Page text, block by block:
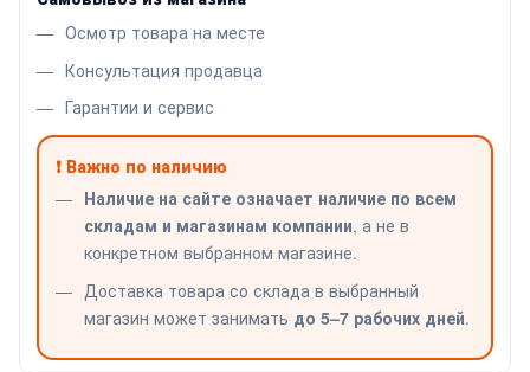
Осмотр товара на месте
Консультация продавца
Гарантии и сервис
❗ Важно по наличию
Наличие на сайте означает наличие по всем
складам и магазинам компании, а не в
конкретном выбранном магазине.
Доставка товара со склада в выбранный
магазин может занимать до 5–7 рабочих дней.